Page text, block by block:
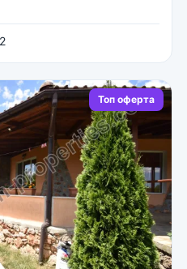
Топ оферта